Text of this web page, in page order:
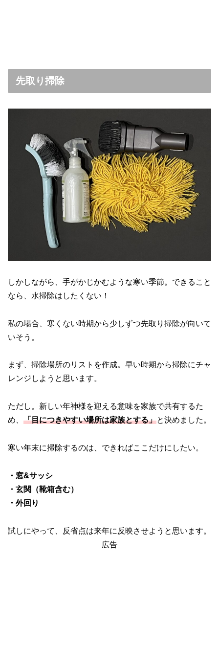
先取り掃除
しかしながら、手がかじかむような寒い季節。できること
なら、水掃除はしたくない！
私の場合、寒くない時期から少しずつ先取り掃除が向いて
いそう。
まず、掃除場所のリストを作成。早い時期から掃除にチャ
レンジしようと思います。
ただし。新しい年神様を迎える意味を家族で共有するた
め、 「目につきやすい場所は家族とする」と決めました。
寒い年末に掃除するのは、できればここだけにしたい。
・窓&サッシ
・玄関（靴箱含む）
・外回り
試しにやって、反省点は来年に反映させようと思います。
広告